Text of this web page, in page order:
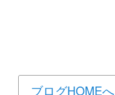
ブログHOMEへ